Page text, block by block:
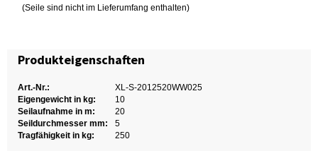
(Seile sind nicht im Lieferumfang enthalten)
Produkteigenschaften
Art.-Nr.:
XL-S-2012520WW025
Eigengewicht in kg:
10
Seilaufnahme in m:
20
Seildurchmesser mm:
5
Tragfähigkeit in kg:
250